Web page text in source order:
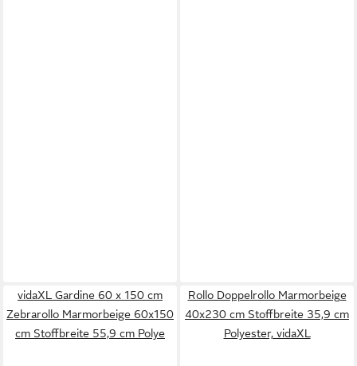
vidaXL Gardine 60 x 150 cm
Zebrarollo Marmorbeige 60x150
cm Stoffbreite 55,9 cm Polye
Rollo Doppelrollo Marmorbeige
40x230 cm Stoffbreite 35,9 cm
Polyester, vidaXL